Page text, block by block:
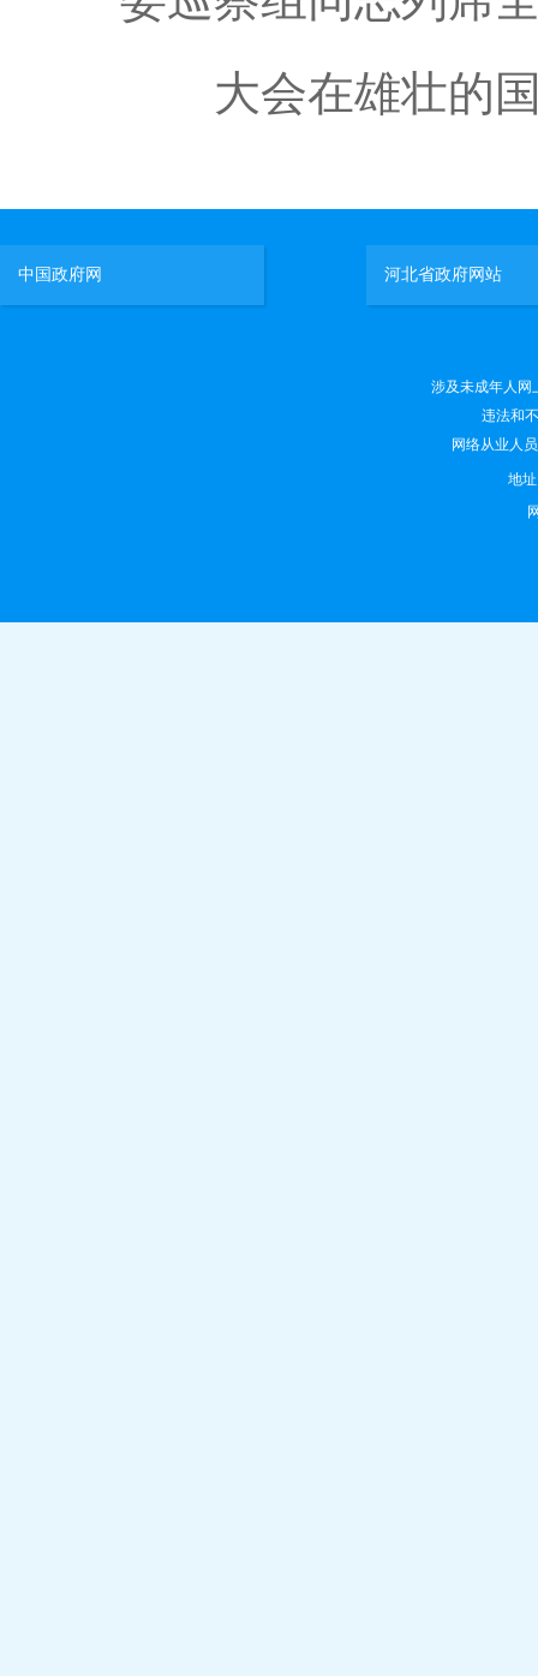
大会在雄壮的国
中国政府网 河北省政府网站
涉及未成年人网
违法和
网络从业人
地